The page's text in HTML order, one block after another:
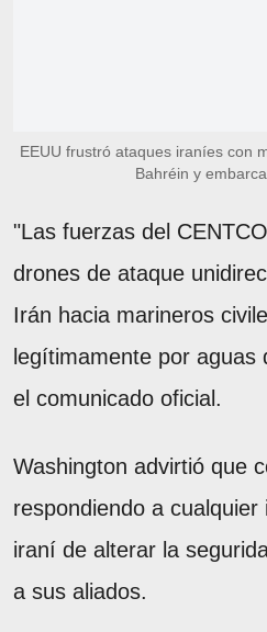
EEUU frustró ataques iraníes con
Bahréin y
"Las fuerzas del
drones de ataque
Irán hacia marineros
legítimamente por aguas
el comunicado oficial.
Washington advirtió que
respondiendo a
iraní de alterar la
a sus aliados.